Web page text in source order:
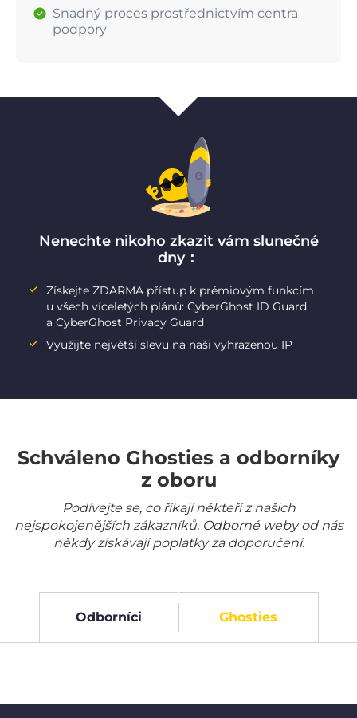
Snadný proces prostřednictvím centra
podpory
Nenechte nikoho zkazit vám slunečné
dny：
Získejte ZDARMA přístup k prémiovým funkcím
u všech víceletých plánů: CyberGhost ID Guard
a CyberGhost Privacy Guard
Využijte největší slevu na naši vyhrazenou IP
Schváleno Ghosties a odborníky
z oboru
Podívejte se, co říkají někteří z našich
nejspokojenějších zákazníků. Odborné weby od nás
někdy získávají poplatky za doporučení.
Odborníci Ghosties